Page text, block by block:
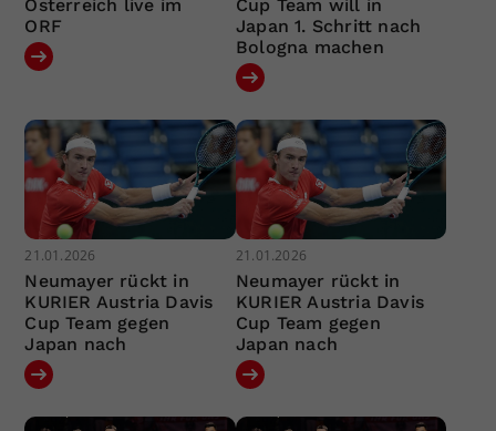
Österreich live im
ORF
Cup Team will in
Japan 1. Schritt nach
Bologna machen
21.01.2026
Neumayer rückt in
KURIER Austria Davis
Cup Team gegen
Japan nach
21.01.2026
Neumayer rückt in
KURIER Austria Davis
Cup Team gegen
Japan nach